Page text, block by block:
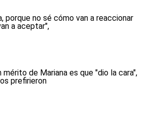
porque no sé cómo van a reaccionar
a aceptar",
mérito de Mariana es que "dio la cara",
prefirieron